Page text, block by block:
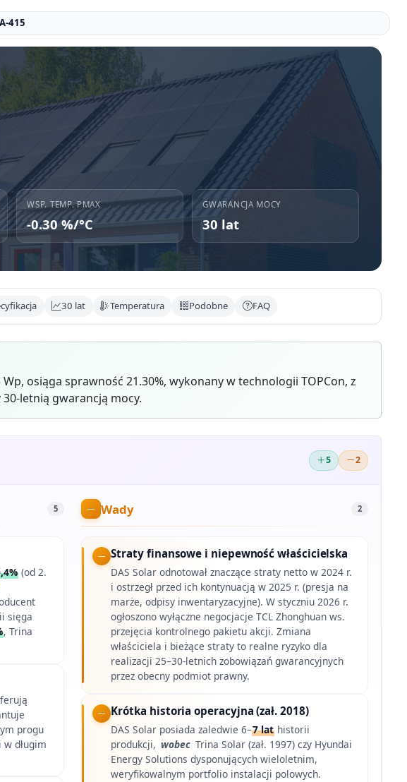
415
WSP. TEMP. PMAX
-0.30 %/°C
GWARANCJA MOCY
30 lat
30 lat Temperatura Podobne FAQ
osiąga sprawność 21.30%, wykonany w technologii TOPCon, z
letnią gwarancją mocy.
5 2
5
(od 2.
sięga
, Trina
progu
długim
Wady 2
Straty finansowe i niepewność właścicielska
DAS Solar odnotował znaczące straty netto w 2024 r.
i ostrzegł przed ich kontynuacją w 2025 r. (presja na
marże, odpisy inwentaryzacyjne). W styczniu 2026 r.
ogłoszono wyłączne negocjacje TCL Zhonghuan ws.
przejęcia kontrolnego pakietu akcji. Zmiana
właściciela i bieżące straty to realne ryzyko dla
realizacji 25–30-letnich zobowiązań gwarancyjnych
przez obecny podmiot prawny.
Krótka historia operacyjna (zał. 2018)
DAS Solar posiada zaledwie 6–7 lat historii
produkcji, wobec Trina Solar (zał. 1997) czy Hyundai
Energy Solutions dysponujących wieloletnim,
weryfikowalnym portfolio instalacji polowych.